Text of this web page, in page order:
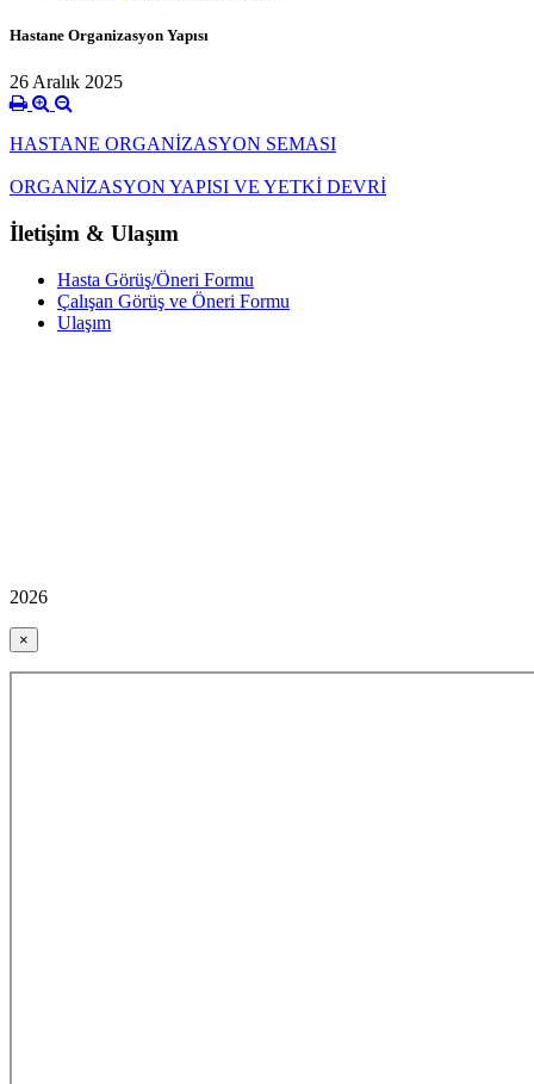
Hastane Organizasyon Yapısı
26 Aralık 2025
HASTANE ORGANİZASYON SEMASI
ORGANİZASYON YAPISI VE YETKİ DEVRİ
İletişim & Ulaşım
Hasta Görüş/Öneri Formu
Çalışan Görüş ve Öneri Formu
Ulaşım
2026
×